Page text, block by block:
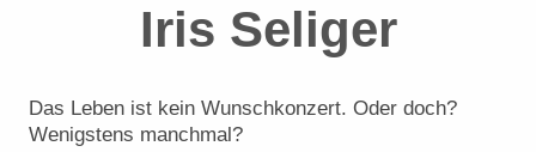
Iris Seliger
Das Leben ist kein Wunschkonzert. Oder doch?
Wenigstens manchmal?